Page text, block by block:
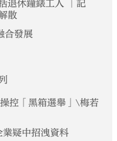
退休鐘錶工人 「記
散
合發展
控「黑箱選舉」\梅若
組織Orova襲港 5企業疑中招洩資料